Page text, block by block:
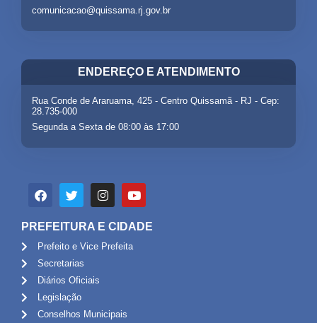
comunicacao@quissama.rj.gov.br
ENDEREÇO E ATENDIMENTO
Rua Conde de Araruama, 425 - Centro Quissamã - RJ - Cep:
28.735-000
Segunda a Sexta de 08:00 às 17:00
PREFEITURA E CIDADE
Prefeito e Vice Prefeita
Secretarias
Diários Oficiais
Legislação
Conselhos Municipais